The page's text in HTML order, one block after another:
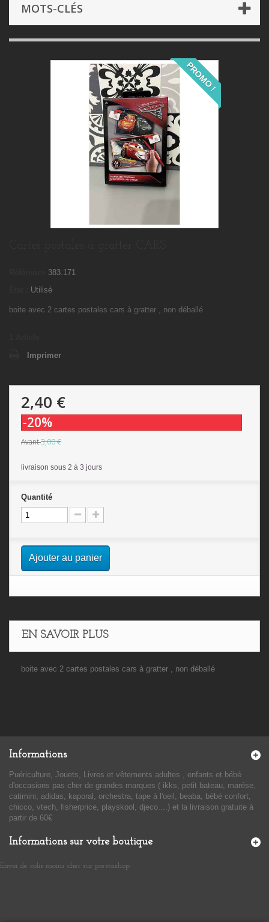
MOTS-CLÉS
PROMO !
383.171
Utilisé
boite avec 2 cartes postales cars à gratter , non déballé
Imprimer
2,40 €
-20%
Avant3,00 €
livraison sous 2 à 3 jours
Quantité
Ajouter au panier
EN SAVOIR PLUS
boite avec 2 cartes postales cars à gratter , non déballé
Informations
Puériculture, Jouets, Livres et vêtements adultes , enfants et bébé
d'occasions pas cher de grandes marques ( ikks, petit bateau, marése,
catimini, adidas, kaporal, orchestra, tape à l'oeil, beaba, bébé confort,
chicco, vtech, fisherprice, playskool, djeco....) et la livraison gratuite à
partir de 60€
Informations sur votre boutique
Envoi de colis moins cher sur prestashop